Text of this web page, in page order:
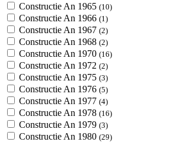
Constructie An 1965 (10)
Constructie An 1966 (1)
Constructie An 1967 (2)
Constructie An 1968 (2)
Constructie An 1970 (16)
Constructie An 1972 (2)
Constructie An 1975 (3)
Constructie An 1976 (5)
Constructie An 1977 (4)
Constructie An 1978 (16)
Constructie An 1979 (3)
Constructie An 1980 (29)